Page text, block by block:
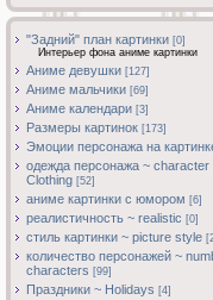
"Задний" план картинки [0]
Интерьер фона аниме картинки
Аниме девушки [127]
Аниме мальчики [69]
Аниме календари [3]
Размеры картинок [173]
Эмоции персонажа на
одежда персонажа ~ character
Clothing [52]
аниме картинки с юмором [6]
реалистичность ~ realistic [0]
стиль картинки ~ picture style
количество персонажей ~
characters [99]
Праздники ~ Holidays [4]